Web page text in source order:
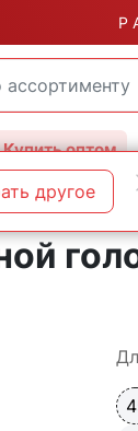
Р
Купить оптом
другое